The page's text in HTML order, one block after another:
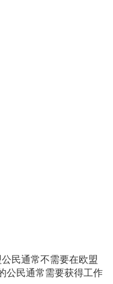
民通常不需要在欧盟
公民通常需要获得工作